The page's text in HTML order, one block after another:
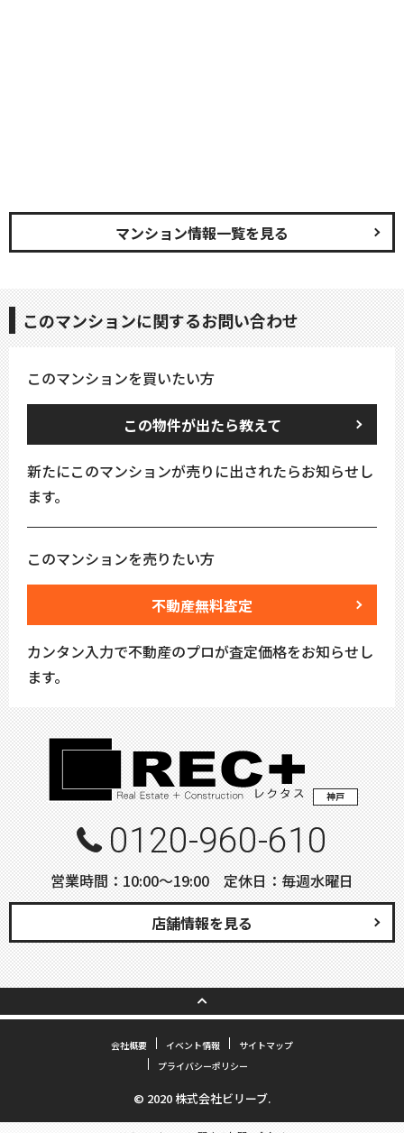
マンション情報一覧を見る
このマンションに関するお問い合わせ
このマンションを買いたい方
この物件が出たら教えて
新たにこのマンションが売りに出されたらお知らせし
ます。
このマンションを売りたい方
不動産無料査定
カンタン入力で不動産のプロが査定価格をお知らせし
ます。
神戸
0120-960-610
営業時間：10:00〜19:00 定休日：毎週水曜日
店舗情報を見る
会社概要 イベント情報
サイトマップ
プライバシーポリシー
© 2020 株式会社ビリーブ.